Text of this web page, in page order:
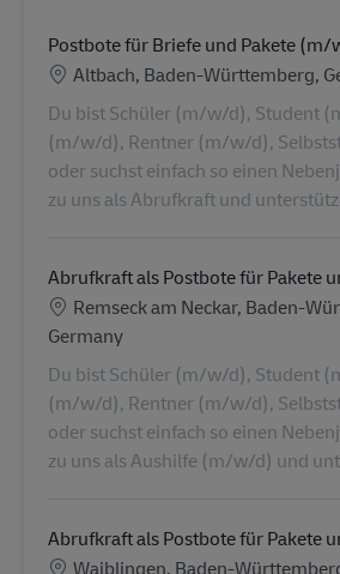
Postbote für Briefe und Pakete (m/
Location
Altbach, Baden-Württemberg,
Du bist Schüler (m/w/d), Student
(m/w/d), Rentner (m/w/d),
oder suchst einfach so einen
zu uns als Abrufkraft und
Abrufkraft als Postbote für Pakete
Location
Remseck am Neckar, Baden-
Germany
Du bist Schüler (m/w/d), Student
(m/w/d), Rentner (m/w/d),
oder suchst einfach so einen
zu uns als Aushilfe (m/w/d) und
Abrufkraft als Postbote für Pakete
Location
Waiblingen, Baden-